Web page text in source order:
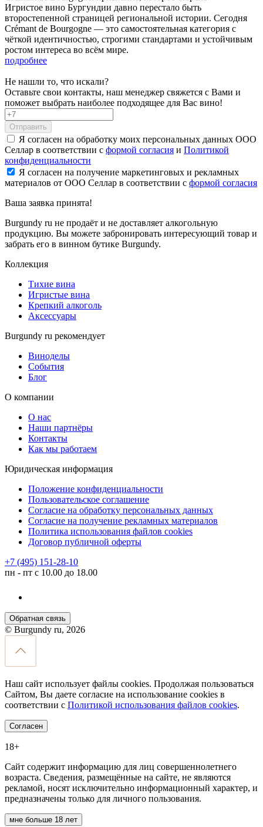
Игристое вино Бургундии давно перестало быть
второстепенной страницей региональной истории. Сегодня
Crémant de Bourgogne — это самостоятельная категория с
чёткой идентичностью, строгими стандартами и устойчивым
ростом интереса во всём мире.
подробнее
Не нашли то, что искали?
Оставьте свои контакты, наш менеджер свяжется с Вами и
поможет выбрать наиболее подходящее для Вас вино!
Отправить
Я согласен на обработку моих персональных данных ООО
Селлар в соответствии с формой согласия и Политикой
конфиденциальности
Я согласен на получение маркетинговых и рекламных
материалов от ООО Селлар в соответствии с формой согласия
Ваша заявка принята!
Burgundy ru не продаёт и не доставляет алкогольную
продукцию. Вы можете забронировать интересующий товар и
забрать его в винном бутике Burgundy.
Коллекция
Тихие вина
Игристые вина
Крепкий алкоголь
Аксессуары
Burgundy ru рекомендует
Виноделы
События
Блог
О компании
О нас
Наши партнёры
Контакты
Как мы работаем
Юридическая информация
Положение конфиденциальности
Пользовательское соглашение
Согласие на обработку персональных данных
Согласие на получение рекламных материалов
Политика использования файлов cookies
Договор публичной оферты
+7 (495) 151-28-10
пн - пт с 10.00 до 18.00
Обратная связь
© Burgundy ru, 2026
Наш сайт использует файлы cookies. Продолжая пользоваться
Сайтом, Вы даете согласие на использование cookies в
соответствии с Политикой использования файлов cookies.
Согласен
18+
Сайт содержит информацию для лиц совершеннолетнего
возраста. Сведения, размещённые на сайте, не являются
рекламой, носят исключительно информационный характер, и
предназначены только для личного пользования.
мне больше 18 лет